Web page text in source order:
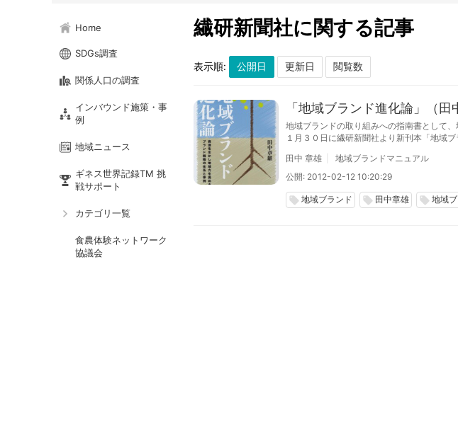
Home
SDGs調査
関係人口の調査
インバウンド施策・事
例
地域ニュース
ギネス世界記録TM 挑
戦サポート
カテゴリ一覧
食農体験ネットワーク
協議会
繊研新聞社に関する記事
表示順:
「地域ブランド進化論」（田
地域ブランドの取り組みへの指南書として
１月３０日に繊研新聞社より新刊本「地域
田中 章雄
地域ブランドマニュアル
公開: 2012-02-12 10:20:29
local_offer 地域ブランド local_offer 田中章雄 local_offer 地域